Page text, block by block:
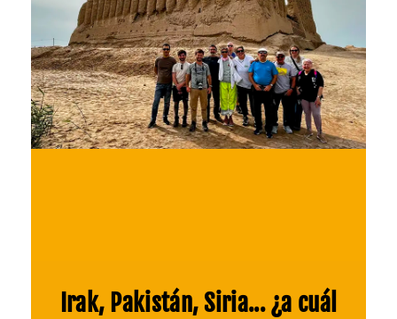
Irak, Pakistán, Siria... ¿a cuál